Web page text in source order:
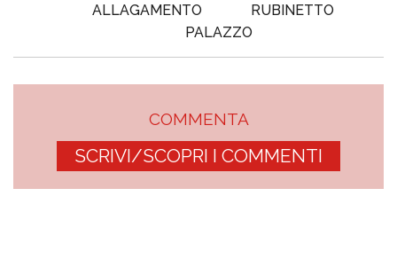
ALLAGAMENTO
RUBINETTO
PALAZZO
COMMENTA
SCRIVI/SCOPRI I COMMENTI